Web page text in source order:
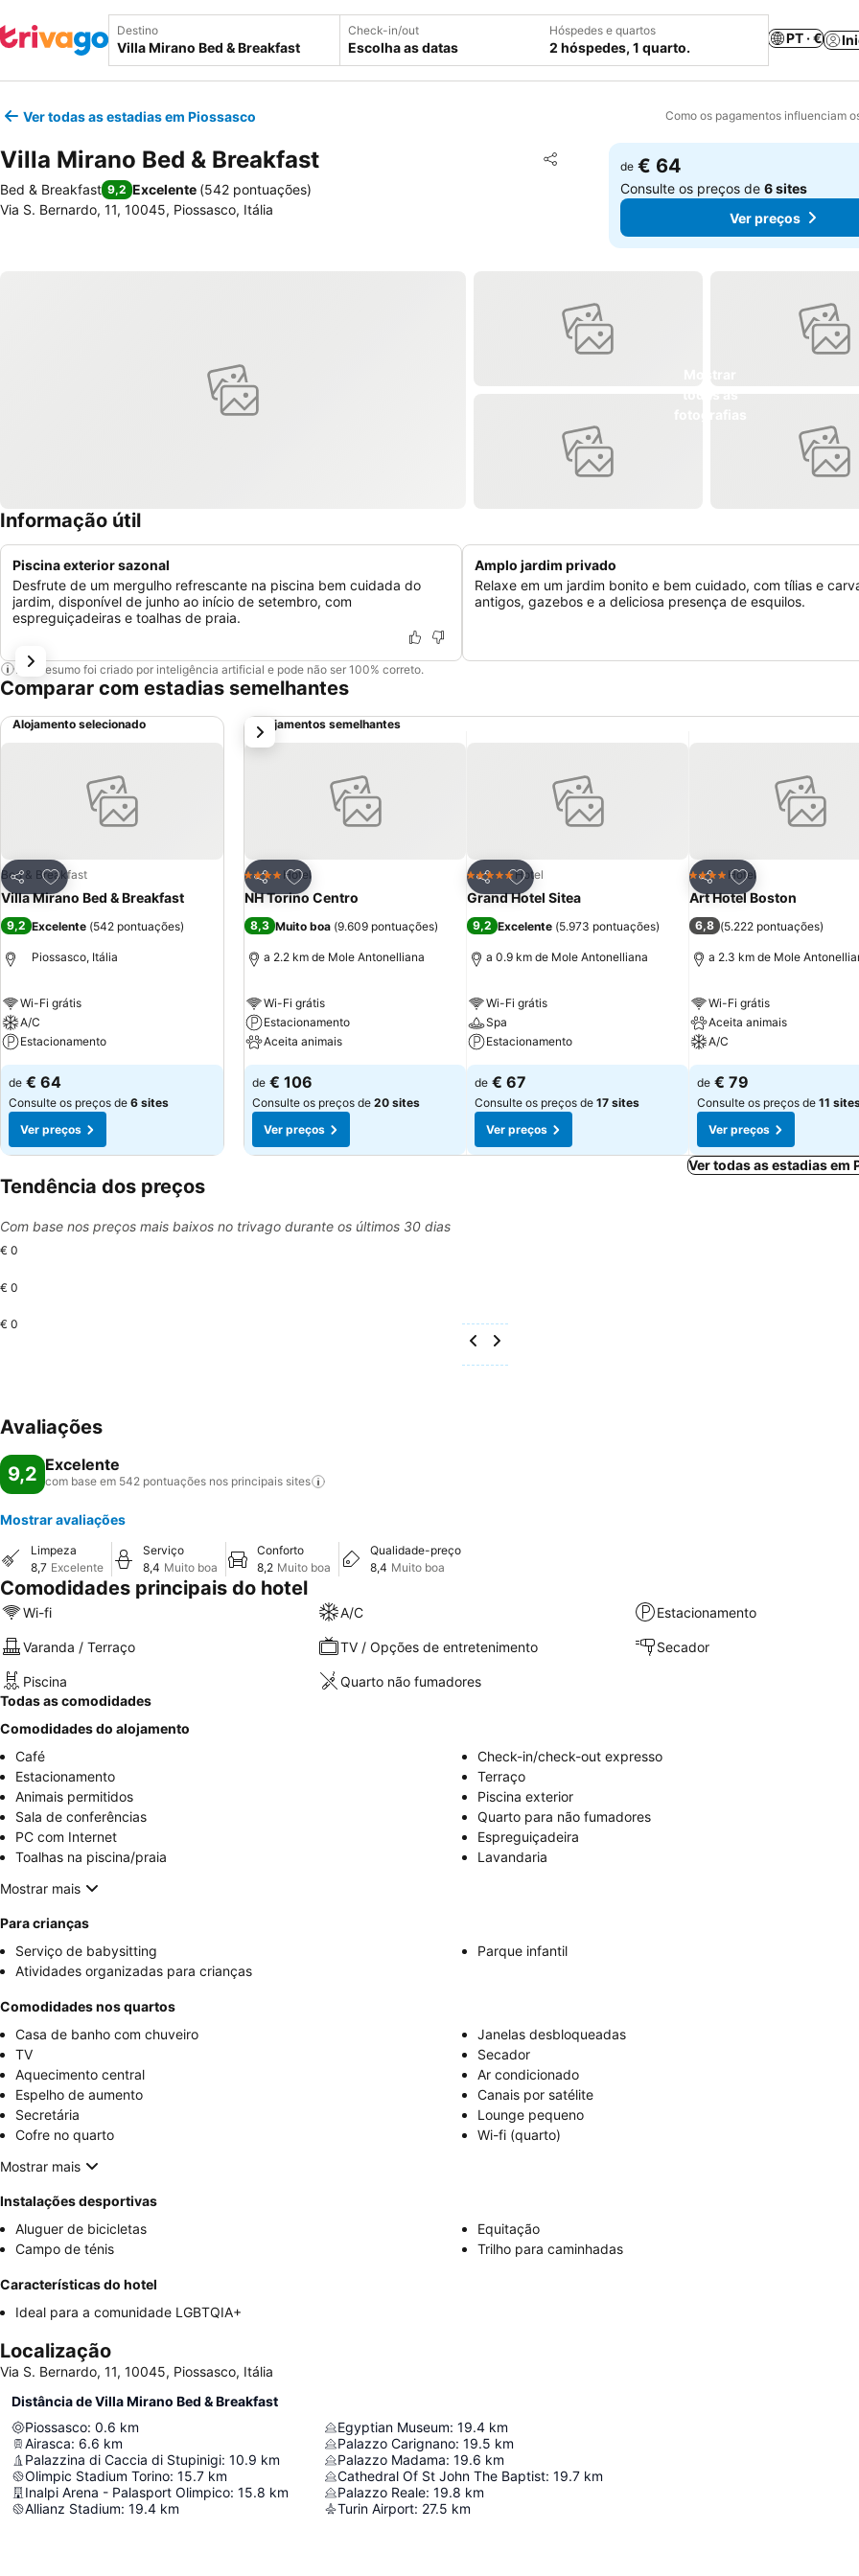
Destino Check-in/out
Escolha as datas
Hóspedes e quartos
2 hóspedes, 1 quarto.
PT · €
Ver todas as estadias em Piossasco Como os pagamentos influenciam
Villa Mirano Bed & Breakfast Partilhar
Adicionar aos favoritos
Bed & Breakfast 9,2 Excelente (542 pontuações)
Via S. Bernardo, 11, 10045, Piossasco, Itália
de € 64
Consulte os preços de6 sites
Ver preços
Informação útil
Piscina exterior sazonal
Desfrute de um mergulho refrescante na piscina bem cuidada do
jardim, disponível de junho ao início de setembro, com
espreguiçadeiras e toalhas de praia.
Amplo jardim privado
Relaxe em um jardim bonito e bem cuidado, com tílias e
antigos, gazebos e a deliciosa presença de esquilos.
Este resumo foi criado por inteligência artificial e pode não ser 100% correto.
Comparar com estadias semelhantes
Alojamento selecionado
Partilhar
Adicionar aos favoritos
Bed & Breakfast
Villa Mirano Bed & Breakfast
9,2 Excelente (542 pontuações)
Piossasco, Itália
Wi-Fi grátis
A/C
Estacionamento
de € 64
Consulte os preços de 6 sites
Ver preços
Alojamentos semelhantes
Partilhar
Adicionar aos favoritos
4 EstrelasHotel
NH Torino Centro
8,3 Muito boa (9.609 pontuações)
a 2.2 km de Mole Antonelliana
Wi-Fi grátis
Estacionamento
Aceita animais
de € 106
Consulte os preços de 20 sites
Ver preços
Partilhar
Adicionar aos favoritos
5 EstrelasHotel
Grand Hotel Sitea
9,2 Excelente (5.973 pontuações)
a 0.9 km de Mole Antonelliana
Wi-Fi grátis
Spa
Estacionamento
de € 67
Consulte os preços de 17 sites
Ver preços
Partilhar
Adicionar aos
4 EstrelasHotel
Art Hotel Boston
6,8 (5.222 pontuações)
a 2.3 km de Mole
Wi-Fi grátis
Aceita animais
A/C
de € 79
Consulte os preços de 11
Ver preços
próximo
Ver todas as estadias em
Tendência dos preços
Com base nos preços mais baixos no trivago durante os últimos 30 dias
€ 0
€ 0
€ 0
Avaliações
9,2 Excelente
com base em 542 pontuações nos principais sites
Mostrar avaliações
Limpeza
8,7 Excelente
Serviço
8,4 Muito boa
Conforto
8,2 Muito boa
Qualidade-preço
8,4 Muito boa
Comodidades principais do hotel
Wi-fi A/C Estacionamento
Varanda / Terraço TV / Opções de entretenimento Secador
Piscina
Quarto não fumadores
Todas as comodidades
Comodidades do alojamento
Café
Check-in/check-out expresso
Estacionamento
Terraço
Animais permitidos
Piscina exterior
Sala de conferências
Quarto para não fumadores
PC com Internet
Espreguiçadeira
Toalhas na piscina/praia
Lavandaria
Mostrar mais
Para crianças
Serviço de babysitting
Parque infantil
Atividades organizadas para crianças
Comodidades nos quartos
Casa de banho com chuveiro
Janelas desbloqueadas
TV
Secador
Aquecimento central
Ar condicionado
Espelho de aumento
Canais por satélite
Secretária
Lounge pequeno
Cofre no quarto
Wi-fi (quarto)
Mostrar mais
Instalações desportivas
Aluguer de bicicletas
Equitação
Campo de ténis
Trilho para caminhadas
Características do hotel
Ideal para a comunidade LGBTQIA+
Localização
Via S. Bernardo, 11, 10045, Piossasco, Itália
Distância de Villa Mirano Bed & Breakfast
Piossasco: 0.6 km
Airasca: 6.6 km
Palazzina di Caccia di Stupinigi: 10.9 km
Olimpic Stadium Torino: 15.7 km
Inalpi Arena - Palasport Olimpico: 15.8 km
Allianz Stadium: 19.4 km
Egyptian Museum: 19.4 km
Palazzo Carignano: 19.5 km
Palazzo Madama: 19.6 km
Cathedral Of St John The Baptist: 19.7 km
Palazzo Reale: 19.8 km
Turin Airport: 27.5 km